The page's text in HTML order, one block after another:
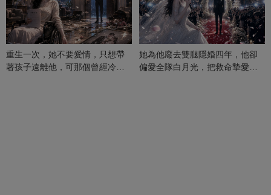
重生一次，她不要愛情，只想帶
著孩子遠離他，可那個曾經冷漠
她為他廢去雙腿隱婚四年，他卻
偏愛全隊白月光，把救命摯愛當